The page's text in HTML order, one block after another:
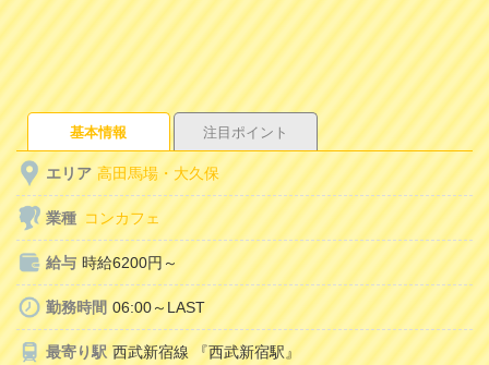
基本情報 注目ポイント
エリア 高田馬場・大久保
業種 コンカフェ
給与 時給6200円～
勤務時間 06:00～LAST
最寄り駅 西武新宿線 『西武新宿駅』